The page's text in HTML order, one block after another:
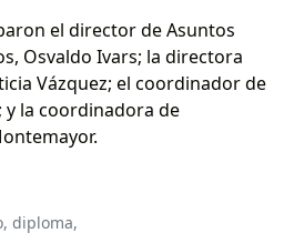
el director de Asuntos
Osvaldo Ivars; la directora
Vázquez; el coordinador de
y la coordinadora de
diploma,